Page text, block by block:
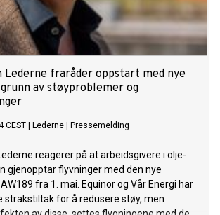
Lederne fraråder oppstart med nye
av støyproblemer og
CEST Lederne Pressemelding
reagerer på at arbeidsgivere i olje-
gjenopptar flyvninger med den nye
fra 1. mai. Equinor og Vår Energi har
strakstiltak for å redusere støy, men